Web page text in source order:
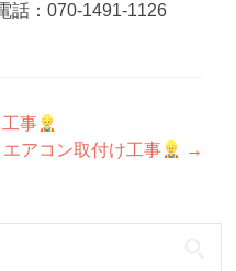
：070-1491-1126
事
エアコン取付け工事
→